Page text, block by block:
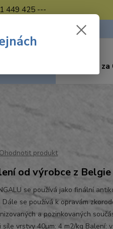
449 425 ---
za
Ohodnotit produkt
od výrobce z Belgie
se používá jako finální
se používá k opravám
a pozinkovaných
síle vrstvy 40µm: 4 m2/kg Balení: